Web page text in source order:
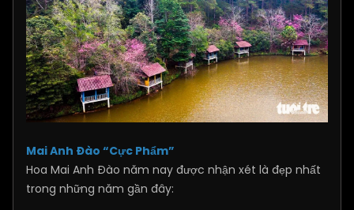
Mai Anh Đào “Cực Phẩm”
Hoa Mai Anh Đào năm nay được nhận xét là đẹp nhất
trong những năm gần đây: